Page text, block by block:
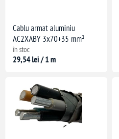
Cablu armat aluminiu
AC2XABY 3x70+35 mm²
în stoc
29,54 lei / 1 m